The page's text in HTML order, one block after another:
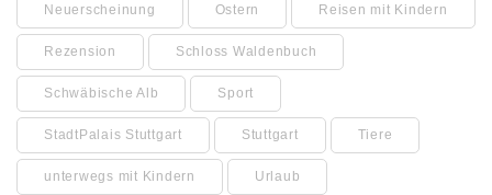
Neuerscheinung Ostern Reisen mit Kindern
Rezension Schloss Waldenbuch
Schwäbische Alb Sport
StadtPalais Stuttgart Stuttgart Tiere
unterwegs mit Kindern Urlaub